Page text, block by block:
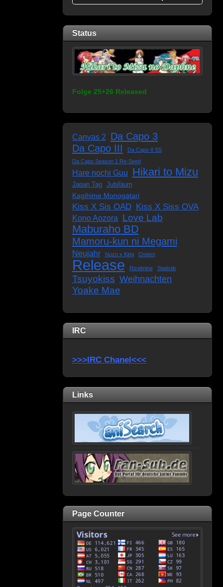
Status
Folge 25+26 Released
Canvas 2
Da Capo 3
Da Capo III
Da Capo II SS
Da Capo Season 1 Re-Seed
Hare nochi Guu Hikari to Mizu
Japan Tag Jubiläum
Kagihime Monogatari
Kiss X Sis OAD Kiss X Siss OVA
Kono Aozora Love Lab
Maburaho BD
Mamoru-kun ni Megami
Neujahr Nozo x Kimi Ostern
Release Rizelmine Statistik
Tsuyokiss Weihnachten
Yoake Mae
IRC
>>>IRC Chanel<<<
Links
Page Counter